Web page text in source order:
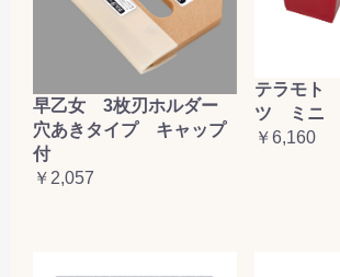
早乙女 3枚刃ホルダー
穴あきタイプ キャップ
付
￥2,057
テラモト
ツ ミニ
￥6,160